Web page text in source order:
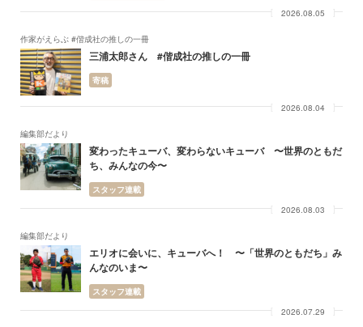
2026.08.05
作家がえらぶ #偕成社の推しの一冊
三浦太郎さん #偕成社の推しの一冊
寄稿
2026.08.04
編集部だより
変わったキューバ、変わらないキューバ 〜世界のともだ
ち、みんなの今〜
スタッフ連載
2026.08.03
編集部だより
エリオに会いに、キューバへ！ 〜「世界のともだち」み
んなのいま〜
スタッフ連載
2026.07.29